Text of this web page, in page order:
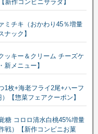
新作コンビニサラダ】
ミチキ（おかわり45％増量
ナック】
ッキー＆クリーム チーズケ
新メニュー】
1枚+海老フライ2尾+ハーフ
【惣菜フェアクーポン】
糖 コロロ清水白桃45%増量
戦）【新作コンビニお菓